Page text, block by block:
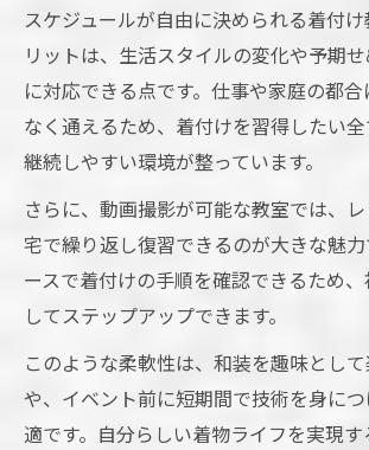
スケジュールが自由に決められる着付
リットは、生活スタイルの変化や予期
に対応できる点です。仕事や家庭の都
なく通えるため、着付けを習得したい
継続しやすい環境が整っています。
さらに、動画撮影が可能な教室では、
宅で繰り返し復習できるのが大きな魅
ースで着付けの手順を確認できるため
してステップアップできます。
このような柔軟性は、和装を趣味とし
や、イベント前に短期間で技術を身に
適です。自分らしい着物ライフを実現